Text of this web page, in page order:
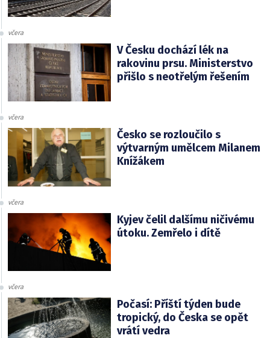
včera
V Česku dochází lék na
rakovinu prsu. Ministerstvo
přišlo s neotřelým řešením
včera
Česko se rozloučilo s
výtvarným umělcem Milanem
Knížákem
včera
Kyjev čelil dalšímu ničivému
útoku. Zemřelo i dítě
včera
Počasí: Příští týden bude
tropický, do Česka se opět
vrátí vedra